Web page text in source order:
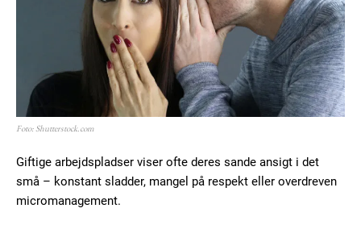
Foto: Shutterstock.com
Giftige arbejdspladser viser ofte deres sande ansigt i det
små – konstant sladder, mangel på respekt eller overdreven
micromanagement.